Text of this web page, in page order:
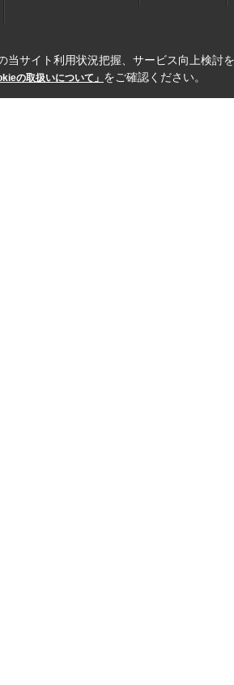
当サイト利用状況把握、サービス向上検討
の取扱いについて」 をご確認ください。